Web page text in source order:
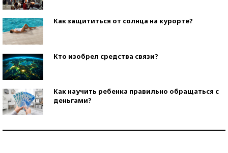
Как защититься от солнца на курорте?
Кто изобрел средства связи?
Как научить ребенка правильно обращаться с
деньгами?